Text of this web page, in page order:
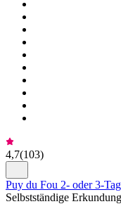
4,7(103)
Puy du Fou 2- oder 3-
Selbstständige Erkundung